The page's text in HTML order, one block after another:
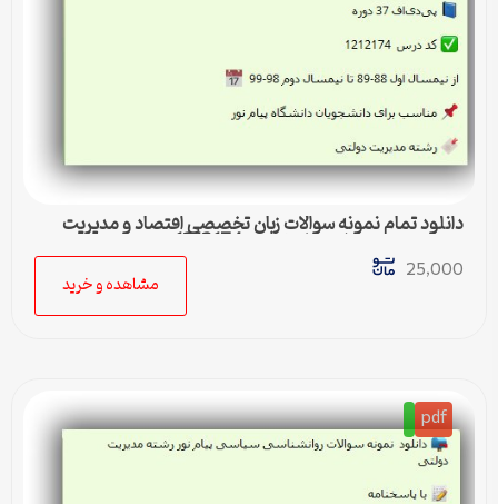
دانلود تمام نمونه سوالات زبان تخصصی اقتصاد و مدیریت
رشته مدیریت دولتی پیام نور کد 1212174
25,000
مشاهده و خرید
pdf